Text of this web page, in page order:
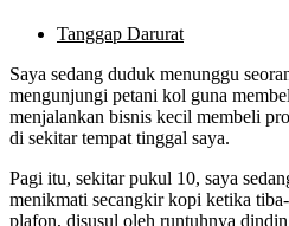
Tanggap Darurat
Saya sedang duduk menunggu
mengunjungi petani kol guna
menjalankan bisnis kecil membeli
di sekitar tempat tinggal saya.
Pagi itu, sekitar pukul 10, saya
menikmati secangkir kopi ketika
plafon, disusul oleh runtuhnya